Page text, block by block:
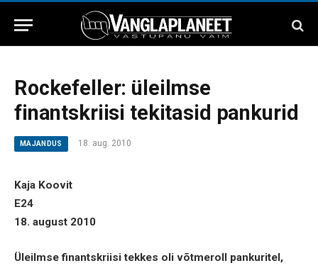
Rockefeller: üleilmse
finantskriisi tekitasid pankurid
MAJANDUS 18. aug. 2010
Kaja Koovit
E24
18. august 2010
Üleilmse finantskriisi tekkes oli võtmeroll pankuritel,